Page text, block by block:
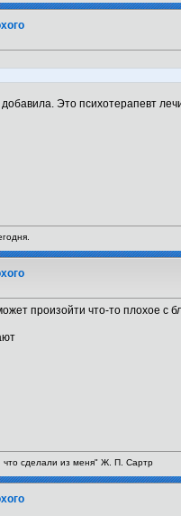
Это психотерапевт
произойти что-то плохое с
что сделали из меня" Ж. П. Сартр